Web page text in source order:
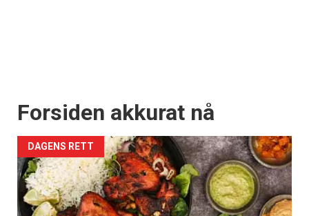
Forsiden akkurat nå
DAGENS RETT